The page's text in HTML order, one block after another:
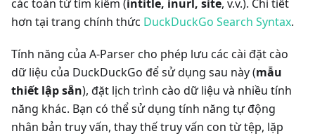
các toán tử tìm kiếm (intitle, inurl, site, v.v.). Chi tiết
hơn tại trang chính thức DuckDuckGo Search Syntax.
Tính năng của A-Parser cho phép lưu các cài đặt cào
dữ liệu của DuckDuckGo để sử dụng sau này (mẫu
thiết lập sẵn), đặt lịch trình cào dữ liệu và nhiều tính
năng khác. Bạn có thể sử dụng tính năng tự động
nhân bản truy vấn, thay thế truy vấn con từ tệp, lặp